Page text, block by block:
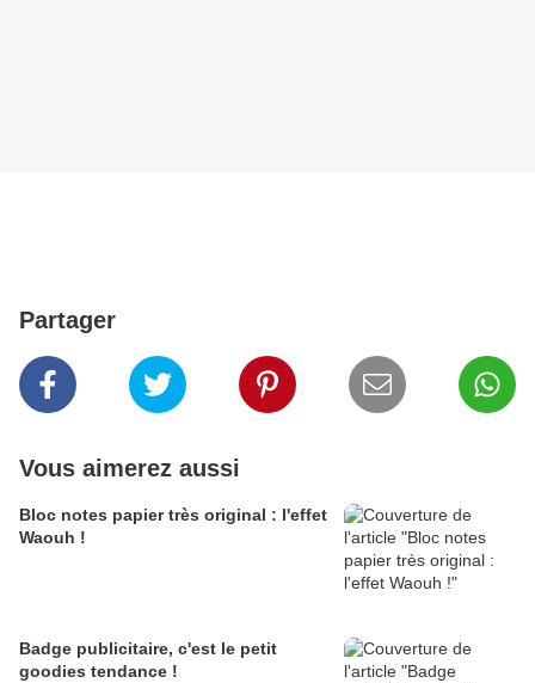
Partager
Vous aimerez aussi
Bloc notes papier très original : l'effet
Waouh !
Badge publicitaire, c'est le petit
goodies tendance !